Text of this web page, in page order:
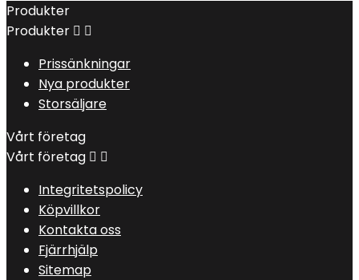
Produkter
Produkter  
Prissänkningar
Nya produkter
Storsäljare
Vårt företag
Vårt företag  
Integritetspolicy
Köpvillkor
Kontakta oss
Fjärrhjälp
Sitemap